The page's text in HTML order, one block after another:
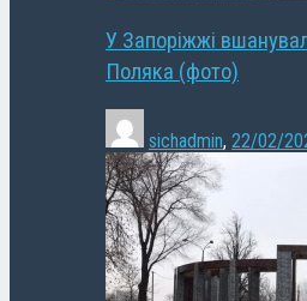
У Запоріжжі
Поляка (фото)
sichadmin, 22/02/